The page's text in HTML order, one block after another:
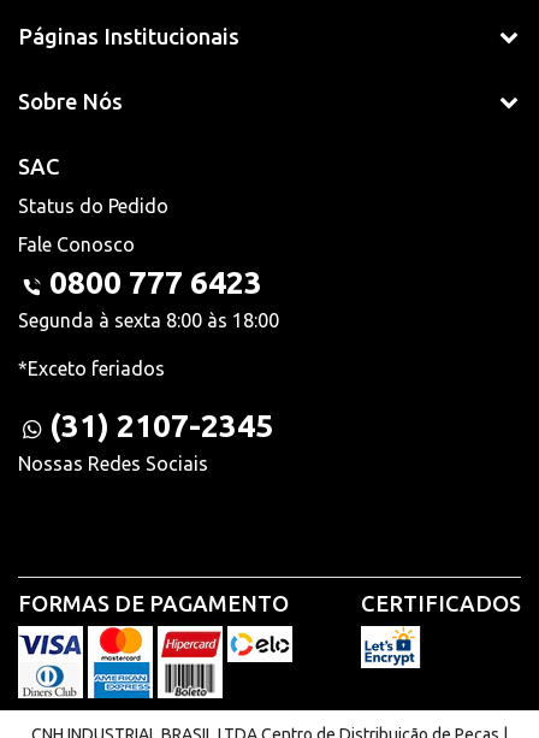
Páginas Institucionais
Sobre Nós
SAC
Status do Pedido
Fale Conosco
0800 777 6423
Segunda à sexta 8:00 às 18:00
*Exceto feriados
(31) 2107-2345
Nossas Redes Sociais
FORMAS DE PAGAMENTO CERTIFICADOS
CNH INDUSTRIAL BRASIL LTDA Centro de Distribuição de Peças |